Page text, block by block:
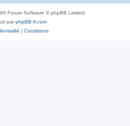
® Forum Software © phpBB Limited
parphpBB-fr.com
| Conditions